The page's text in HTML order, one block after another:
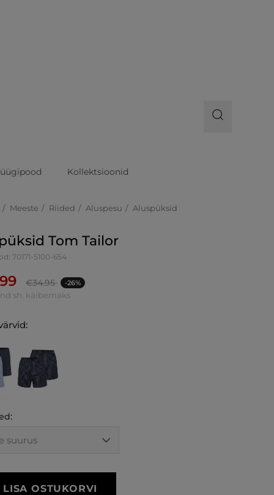
Kollektsioonid
Meeste Riided Aluspesu Aluspüksid
Tom Tailor
70171-5100-654
€34.95 -26%
sh. käibemaks
LISA OSTUKORVI